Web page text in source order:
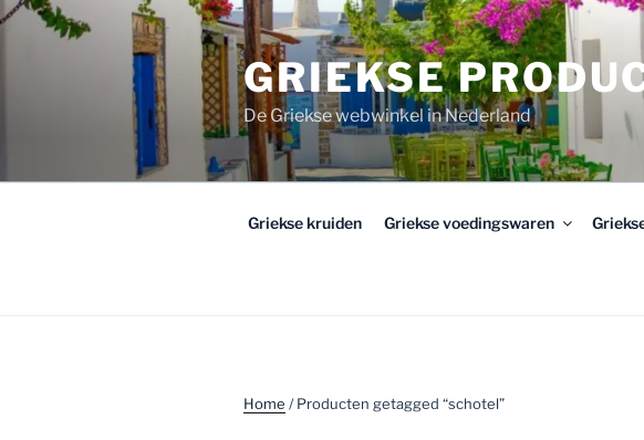
Ga
GRIEKSE
De Griekse webwinkel in Nederland
Griekse kruiden Griekse voedingswaren
Home / Producten getagged “schotel”